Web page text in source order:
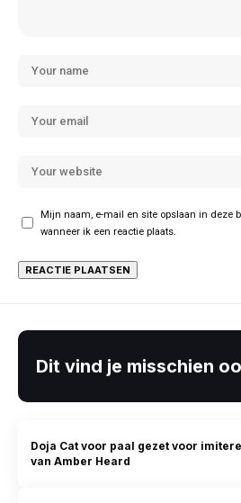
Mijn naam, e-mail en site opslaan in deze
wanneer ik een reactie plaats.
Dit vind je misschien
Doja Cat voor paal gezet voor
van Amber Heard